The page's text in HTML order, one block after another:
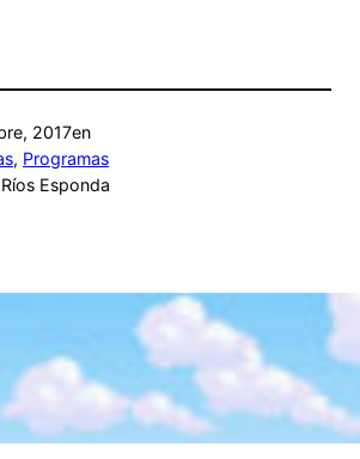
2017en
, Programas
Esponda